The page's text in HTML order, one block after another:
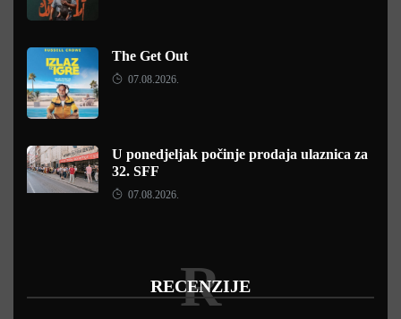
The Get Out
07.08.2026.
U ponedjeljak počinje prodaja ulaznica za
32. SFF
07.08.2026.
RECENZIJE
R